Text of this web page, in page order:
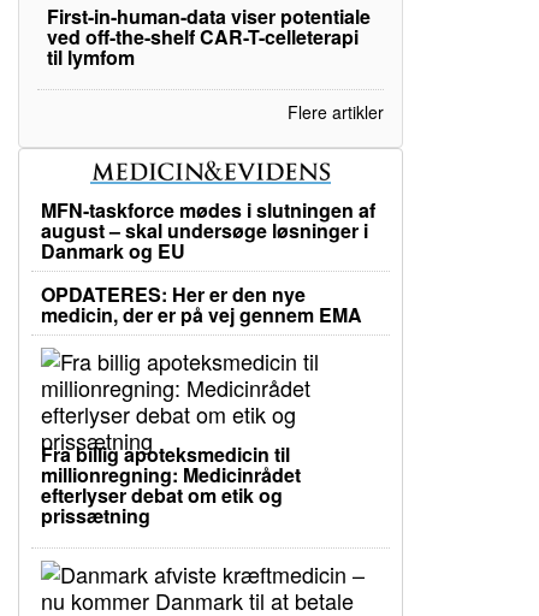
First-in-human-data viser potentiale
ved off-the-shelf CAR-T-celleterapi
til lymfom
Flere artikler
MFN-taskforce mødes i slutningen af
august – skal undersøge løsninger i
Danmark og EU
OPDATERES: Her er den nye
medicin, der er på vej gennem EMA
Fra billig apoteksmedicin til
millionregning: Medicinrådet
efterlyser debat om etik og
prissætning